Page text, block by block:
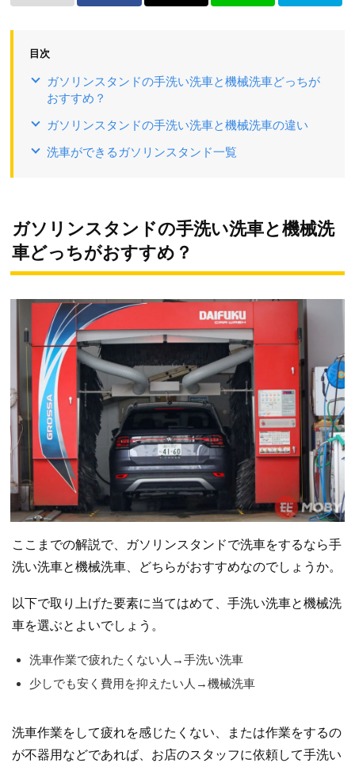
目次
ガソリンスタンドの手洗い洗車と機械洗車どっちが
おすすめ？
ガソリンスタンドの手洗い洗車と機械洗車の違い
洗車ができるガソリンスタンド一覧
ガソリンスタンドの手洗い洗車と機械洗
車どっちがおすすめ？
ここまでの解説で、ガソリンスタンドで洗車をするなら手
洗い洗車と機械洗車、どちらがおすすめなのでしょうか。
以下で取り上げた要素に当てはめて、手洗い洗車と機械洗
車を選ぶとよいでしょう。
洗車作業で疲れたくない人→手洗い洗車
少しでも安く費用を抑えたい人→機械洗車
洗車作業をして疲れを感じたくない、または作業をするの
が不器用などであれば、お店のスタッフに依頼して手洗い